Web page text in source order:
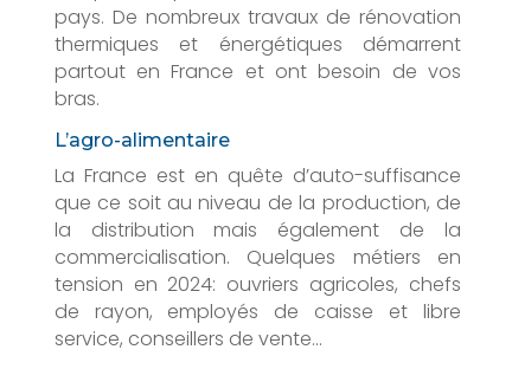
pays. De nombreux travaux de rénovation
thermiques et énergétiques démarrent
partout en France et ont besoin de vos
bras.
L’agro-alimentaire
La France est en quête d’auto-suffisance
que ce soit au niveau de la production, de
la distribution mais également de la
commercialisation. Quelques métiers en
tension en 2024: ouvriers agricoles, chefs
de rayon, employés de caisse et libre
service, conseillers de vente…